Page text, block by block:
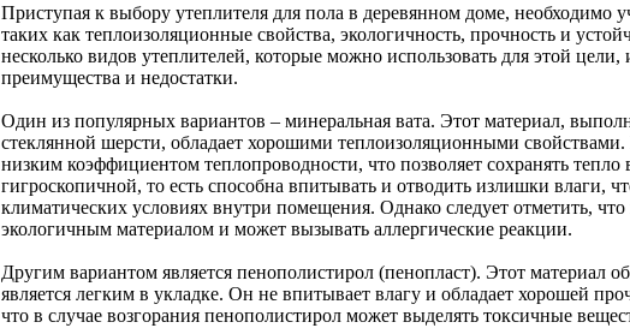
Приступая к выбору утеплителя для пола в деревянном доме, необходимо
таких как теплоизоляционные свойства, экологичность, прочность и
несколько видов утеплителей, которые можно использовать для этой
преимущества и недостатки.
Один из популярных вариантов – минеральная вата. Этот материал,
стеклянной шерсти, обладает хорошими теплоизоляционными свойствами.
низким коэффициентом теплопроводности, что позволяет сохранять тепло
гигроскопичной, то есть способна впитывать и отводить излишки влаги,
климатических условиях внутри помещения. Однако следует отметить, что
экологичным материалом и может вызывать аллергические реакции.
Другим вариантом является пенополистирол (пенопласт). Этот материал
является легким в укладке. Он не впитывает влагу и обладает хорошей
что в случае возгорания пенополистирол может выделять токсичные